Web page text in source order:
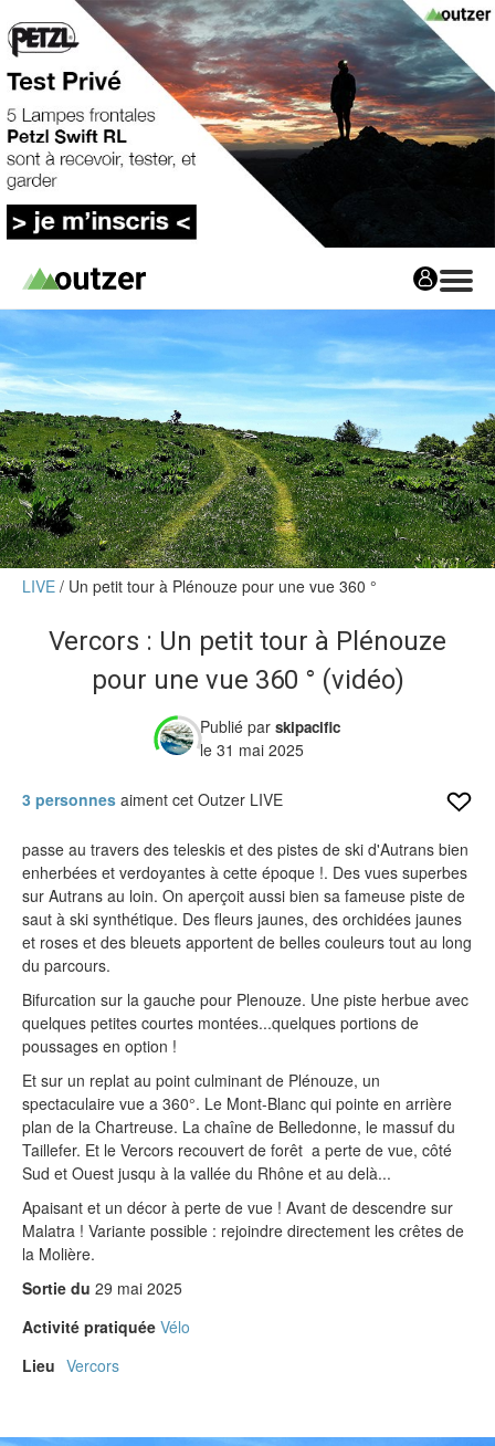
Avis matos
Les avis matos
Tests Privés
Tests Privés
Les Tests Privés
Verdict des testeurs
Actu
Forums
LIVE Un petit tour à Plénouze pour une vue 360 °
Vercors : Un petit tour à Plénouze
pour une vue 360 ° (vidéo)
Publié par skipacific
le 31 mai 2025
3 personnes aiment cet Outzer LIVE
passe au travers des teleskis et des pistes de ski d'Autrans bien
enherbées et verdoyantes à cette époque !. Des vues superbes
sur Autrans au loin. On aperçoit aussi bien sa fameuse piste de
saut à ski synthétique. Des fleurs jaunes, des orchidées jaunes
et roses et des bleuets apportent de belles couleurs tout au long
du parcours.
Bifurcation sur la gauche pour Plenouze. Une piste herbue avec
quelques petites courtes montées...quelques portions de
poussages en option !
Et sur un replat au point culminant de Plénouze, un
spectaculaire vue a 360°. Le Mont-Blanc qui pointe en arrière
plan de la Chartreuse. La chaîne de Belledonne, le massuf du
Taillefer. Et le Vercors recouvert de forêt a perte de vue, côté
Sud et Ouest jusqu à la vallée du Rhône et au delà...
Apaisant et un décor à perte de vue ! Avant de descendre sur
Malatra ! Variante possible : rejoindre directement les crêtes de
la Molière.
Sortie du 29 mai 2025
Activité pratiquée Vélo
Lieu Vercors